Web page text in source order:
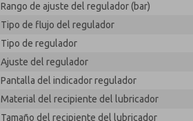
Rango de ajuste del regulador (bar)
Tipo de flujo del regulador
Tipo de regulador
Ajuste del regulador
Pantalla del indicador regulador
Material del recipiente del lubricador
Tamaño del recipiente del lubricador